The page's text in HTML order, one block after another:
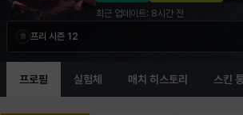
최근 업데이트: 8시간 전
프리 시즌 12
프로필 실험체 매치 히스토리 스킨